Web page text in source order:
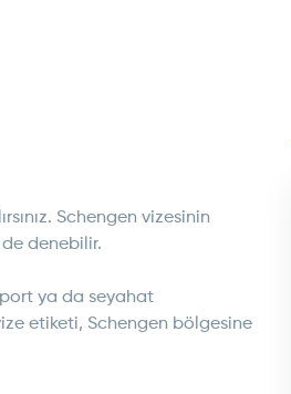
Schengen vizesinin
denebilir.
ya da seyahat
etiketi, Schengen bölgesine